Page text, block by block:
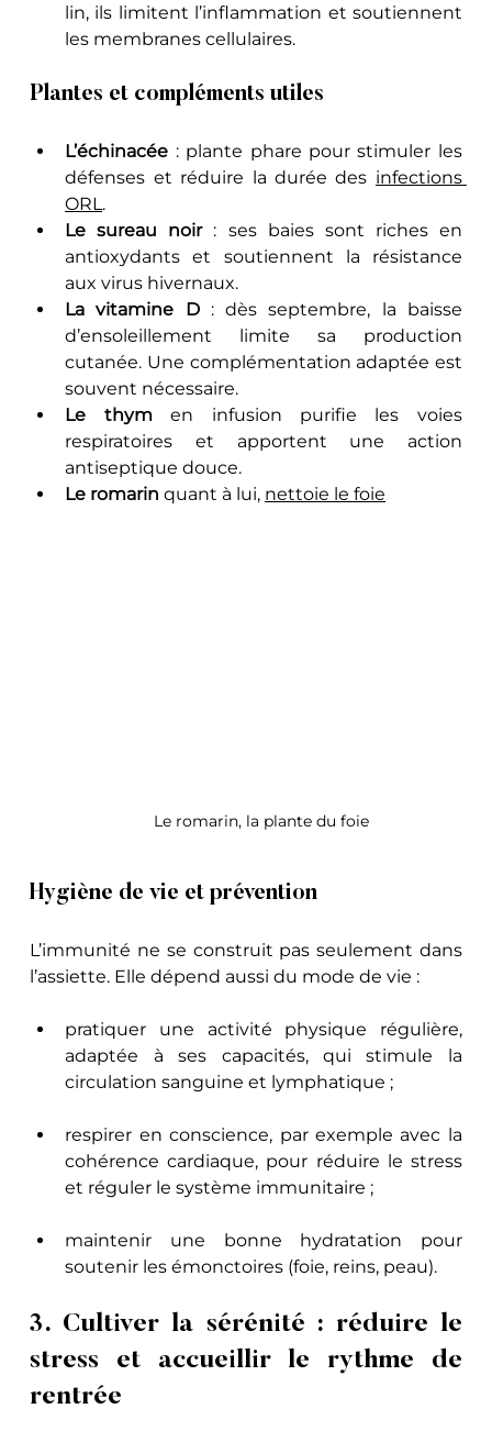
lin, ils limitent l’inflammation et soutiennent
les membranes cellulaires.
Plantes et compléments utiles
L’échinacée : plante phare pour stimuler les
défenses et réduire la durée des infections
ORL .
Le sureau noir : ses baies sont riches en
antioxydants et soutiennent la résistance
aux virus hivernaux.
La vitamine D : dès septembre, la baisse
d’ensoleillement limite sa production
cutanée. Une complémentation adaptée est
souvent nécessaire.
Le thym en infusion purifie les voies
respiratoires et apportent une action
antiseptique douce.
Le romarin quant à lui, nettoie le foie
Le romarin, la plante du foie
Hygiène de vie et prévention
L’immunité ne se construit pas seulement dans
l’assiette. Elle dépend aussi du mode de vie :
pratiquer une activité physique régulière,
adaptée à ses capacités, qui stimule la
circulation sanguine et lymphatique ;
respirer en conscience, par exemple avec la
cohérence cardiaque, pour réduire le stress
et réguler le système immunitaire ;
maintenir une bonne hydratation pour
soutenir les émonctoires (foie, reins, peau).
3. Cultiver la sérénité : réduire le
stress et accueillir le rythme de
rentrée